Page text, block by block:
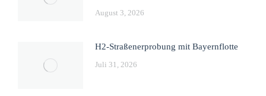
August 3, 2026
H2-Straßenerprobung mit Bayernflotte
Juli 31, 2026